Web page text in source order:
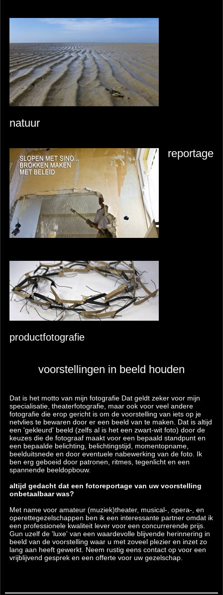
natuur
reportage
productfotografie
voorstellingen in beeld houden
Dat is het motto van mijn fotografie Dat geldt zeker voor mijn
specialisatie, theaterfotografie, maar ook voor veel andere
fotografie die erop gericht is om de voorstelling van iets op je
netvlies te bewaren door er een beeld van te maken. Dat is altijd
een 'gekleurd' beeld (zelfs al is het een zwart-wit foto) door de
keuzes die de fotograaf maakt voor een bepaald standpunt en
een bepaalde belichting, belichtingstijd, momentopname,
beelduitsnede en door eventuele nabewerking van de foto. Ik
ben erg geboeid door patronen, ritmes, tegenlicht en een
spannende beeldopbouw.
altijd gedacht dat een fotoreportage van uw voorstelling
onbetaalbaar was?
Met name voor amateur (muziek)theater, musical-, opera-, en
operettegezelschappen ben ik een interessante partner omdat ik
een professionele kwaliteit lever voor een concurrerende prijs.
Gun uzelf de 'luxe' van een waardevolle blijvende herinnering in
beeld van de voorstelling waar u met zoveel plezier en inzet zo
lang aan heeft gewerkt. Neem rustig eens contact op voor een
vrijblijvend gesprek en een offerte voor uw gezelschap.